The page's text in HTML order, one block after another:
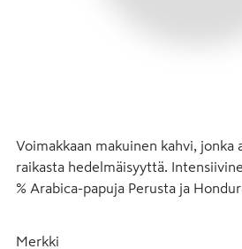
Voimakkaan makuinen kahvi, jonka
raikasta hedelmäisyyttä.
% Arabica-papuja Perusta ja
Merkki